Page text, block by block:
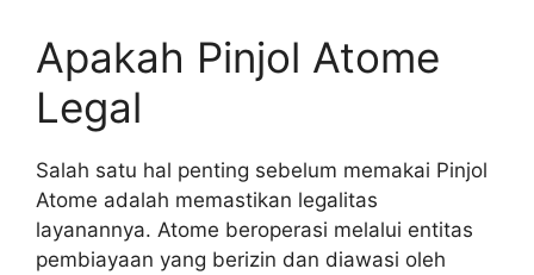
Apakah Pinjol Atome
Legal
Salah satu hal penting sebelum memakai Pinjol
Atome adalah memastikan legalitas
layanannya. Atome beroperasi melalui entitas
pembiayaan yang berizin dan diawasi oleh